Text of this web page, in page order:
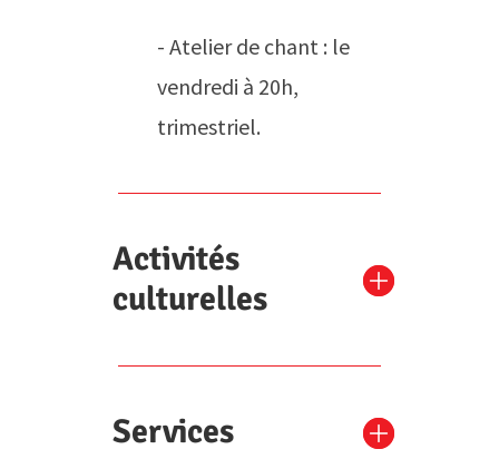
- Atelier de chant : le
vendredi à 20h,
trimestriel.
Activités
culturelles
Services